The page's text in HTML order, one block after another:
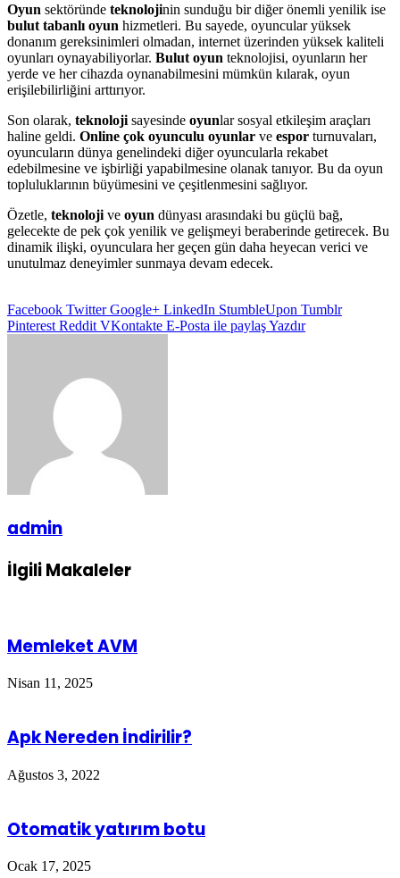
Oyun sektöründe teknolojinin sunduğu bir diğer önemli yenilik ise
bulut tabanlı oyun hizmetleri. Bu sayede, oyuncular yüksek
donanım gereksinimleri olmadan, internet üzerinden yüksek kaliteli
oyunları oynayabiliyorlar. Bulut oyun teknolojisi, oyunların her
yerde ve her cihazda oynanabilmesini mümkün kılarak, oyun
erişilebilirliğini arttırıyor.
Son olarak, teknoloji sayesinde oyunlar sosyal etkileşim araçları
haline geldi. Online çok oyunculu oyunlar ve espor turnuvaları,
oyuncuların dünya genelindeki diğer oyuncularla rekabet
edebilmesine ve işbirliği yapabilmesine olanak tanıyor. Bu da oyun
topluluklarının büyümesini ve çeşitlenmesini sağlıyor.
Özetle, teknoloji ve oyun dünyası arasındaki bu güçlü bağ,
gelecekte de pek çok yenilik ve gelişmeyi beraberinde getirecek. Bu
dinamik ilişki, oyunculara her geçen gün daha heyecan verici ve
unutulmaz deneyimler sunmaya devam edecek.
Facebook Twitter Google+ LinkedIn StumbleUpon Tumblr
Pinterest Reddit VKontakte E-Posta ile paylaşYazdır
admin
İlgili Makaleler
Memleket AVM
Nisan 11, 2025
Apk Nereden İndirilir?
Ağustos 3, 2022
Otomatik yatırım botu
Ocak 17, 2025